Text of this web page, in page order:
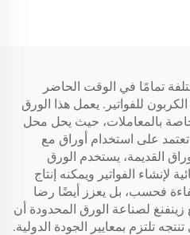
تمامًا في الوقت الحاضر
للفواتير. يعمل هذا الورق
بالمعاملات، حيث يحل محل
تعتمد على استخدام أوراق مع
القديمة، يستخدم الورق
لإنشاء الفواتير ويمكنه إنتاج
فحسب، بل يعزز أيضًا رضا
لصناعة الورق المحدودة أن
تلتزم بمعايير الجودة الدولية.